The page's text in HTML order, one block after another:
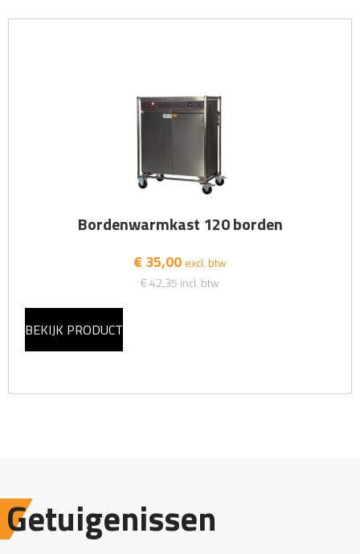
Bordenwarmkast 120 borden
€ 35,00 excl. btw
€ 42,35 incl. btw
BEKIJK PRODUCT
Getuigenissen